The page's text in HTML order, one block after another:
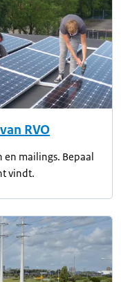
RVO
en mailings. Bepaal
vindt.